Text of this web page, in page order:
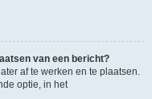
van een bericht?
af te werken en te plaatsen.
optie, in het